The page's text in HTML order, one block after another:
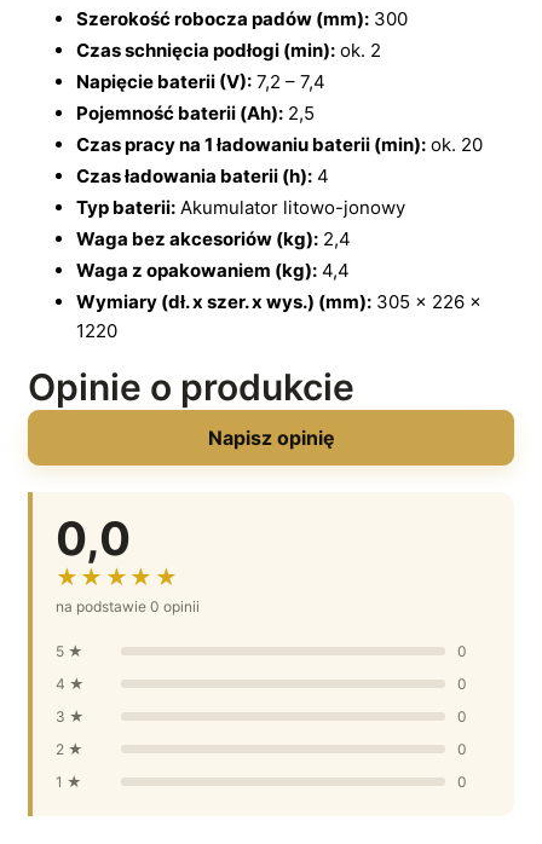
Szerokość robocza padów (mm): 300
Czas schnięcia podłogi (min): ok. 2
Napięcie baterii (V): 7,2 – 7,4
Pojemność baterii (Ah): 2,5
Czas pracy na 1 ładowaniu baterii (min): ok. 20
Czas ładowania baterii (h): 4
Typ baterii: Akumulator litowo-jonowy
Waga bez akcesoriów (kg): 2,4
Waga z opakowaniem (kg): 4,4
Wymiary (dł. x szer. x wys.) (mm): 305 x 226 x
1220
Opinie o produkcie
Napisz opinię
0,0
★★★★★
na podstawie 0 opinii
5 ★
0
4 ★
0
3 ★
0
2 ★
0
1 ★
0